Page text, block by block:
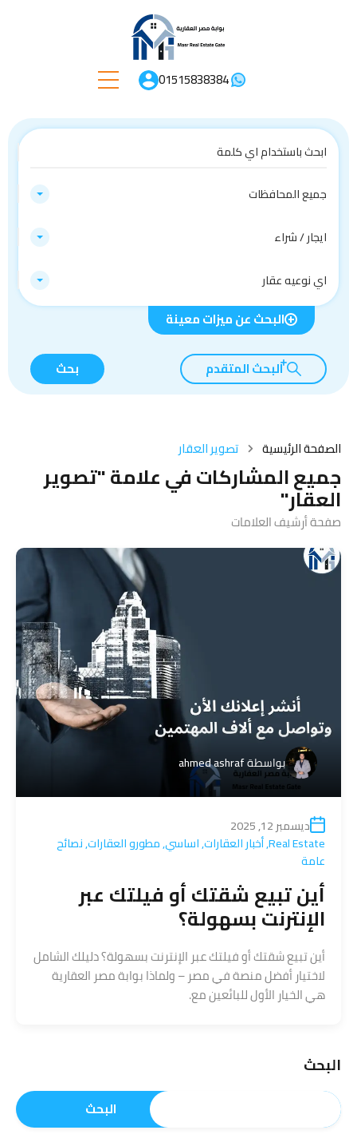
01515838384
جميع المحافظات
ايجار / شراء
اي نوعيه عقار
البحث عن ميزات معينة
البحث المتقدم بحث
الصفحة الرئيسية تصوير العقار
جميع المشاركات في علامة "تصوير
العقار"
صفحة أرشيف العلامات
بواسطةahmed ashraf
ديسمبر 12, 2025
Real Estate
,أخبار العقارات,اساسي,مطورو العقارات,نصائح
عامة
أين تبيع شقتك أو فيلتك عبر
الإنترنت بسهولة؟
أين تبيع شقتك أو فيلتك عبر الإنترنت بسهولة؟ دليلك الشامل
لاختيار أفضل منصة في مصر – ولماذا بوابة مصر العقارية
هي الخيار الأول للبائعين مع.
البحث
البحث